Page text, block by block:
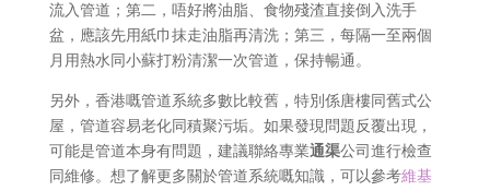
流入管道；第二，唔好將油脂、食物殘渣直接倒入洗手
盆，應該先用紙巾抹走油脂再清洗；第三，每隔一至兩個
月用熱水同小蘇打粉清潔一次管道，保持暢通。
另外，香港嘅管道系統多數比較舊，特別係唐樓同舊式公
屋，管道容易老化同積聚污垢。如果發現問題反覆出現，
可能是管道本身有問題，建議聯絡專業通渠公司進行檢查
同維修。想了解更多關於管道系統嘅知識，可以參考維基